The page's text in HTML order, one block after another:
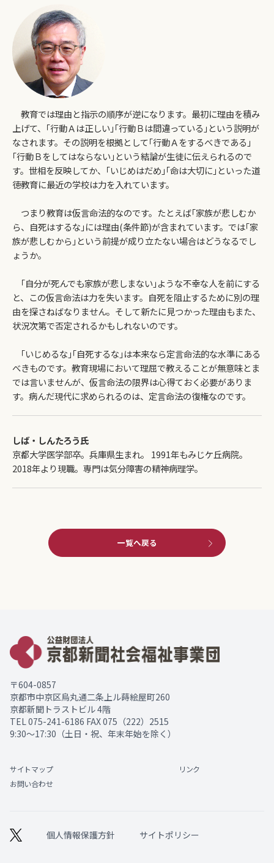
教育では理由と指示の順序が逆になります。最初に理由を積み
上げて、｢行動Ａは正しい｣｢行動Ｂは間違っている｣という説明が
なされます。その説明を根拠として｢行動Ａをするべきである｣
｢行動Ｂをしてはならない｣という結論が生徒に伝えられるので
す。世相を反映してか、｢いじめはだめ｣｢命は大切に｣といった道
徳教育に最近の学校は力を入れています。
つまり教育は仮言命法的なのです。たとえば｢家族が悲しむか
ら、自死はするな｣には理由(条件節)が含まれています。では｢家
族が悲しむから｣という前提が成り立たない場合はどうなるでし
ょうか。
｢自分が死んでも家族が悲しまない｣ような不幸な人を前にする
と、この仮言命法は力を失います。自死を阻止するために別の理
由を探さねばなりません。そして新たに見つかった理由もまた、
状況次第で否定されるかもしれないのです。
｢いじめるな｣｢自死するな｣は本来なら定言命法的な水準にある
べきものです。教育現場において理屈で教えることが無意味とま
では言いませんが、仮言命法の限界は心得ておく必要がありま
す。病んだ現代に求められるのは、定言命法の復権なのです。
しば・しんたろう氏
京都大学医学部卒。兵庫県生まれ。 1991年もみじケ丘病院。
2018年より現職。専門は気分障害の精神病理学。
一覧へ戻る
〒604-0857
京都市中京区烏丸通二条上ル蒔絵屋町260
京都新聞トラストビル 4階
TEL 075-241-6186 FAX 075（222）2515
9:30～17:30（土日・祝、年末年始を除く）
サイトマップ
リンク
お問い合わせ
個人情報保護方針 サイトポリシー